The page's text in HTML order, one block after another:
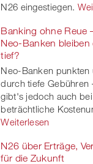
N26 eingestiegen.
Banking ohne Reue
Neo-Banken bleiben
tief?
Neo-Banken punkten
durch tiefe Gebühren
gibt's jedoch auch
beträchtliche
Weiterlesen
N26 über Erträge,
für die Zukunft